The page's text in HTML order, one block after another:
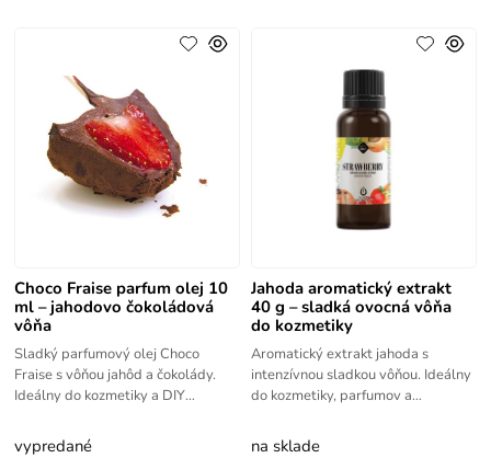
Choco Fraise parfum olej 10
ml – jahodovo čokoládová
vôňa
Sladký parfumový olej Choco
Fraise s vôňou jahôd a čokolády.
Ideálny do kozmetiky a DIY
vypredané
Jahoda aromatický extrakt
40 g – sladká ovocná vôňa
do kozmetiky
Aromatický extrakt jahoda s
intenzívnou sladkou vôňou. Ideálny
do kozmetiky, parfumov a
na sklade